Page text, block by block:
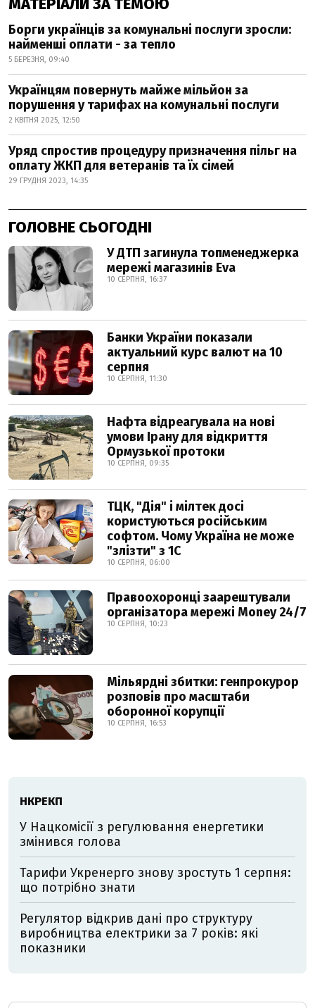
МАТЕРІАЛИ ЗА ТЕМОЮ
Борги українців за комунальні послуги зросли:
найменші оплати - за тепло
5 БЕРЕЗНЯ, 09:40
Українцям повернуть майже мільйон за
порушення у тарифах на комунальні послуги
2 КВІТНЯ 2025, 12:50
Уряд спростив процедуру призначення пільг на
оплату ЖКП для ветеранів та їх сімей
29 ГРУДНЯ 2023, 14:35
ГОЛОВНЕ СЬОГОДНІ
У ДТП загинула топменеджерка
мережі магазинів Eva
10 СЕРПНЯ, 16:37
Банки України показали
актуальний курс валют на 10
серпня
10 СЕРПНЯ, 11:30
Нафта відреагувала на нові
умови Ірану для відкриття
Ормузької протоки
10 СЕРПНЯ, 09:35
ТЦК, "Дія" і мілтек досі
користуються російським
софтом. Чому Україна не може
"злізти" з 1С
10 СЕРПНЯ, 06:00
Правоохоронці заарештували
організатора мережі Money 24/7
10 СЕРПНЯ, 10:23
Мільярдні збитки: генпрокурор
розповів про масштаби
оборонної корупції
10 СЕРПНЯ, 16:53
НКРЕКП
У Нацкомісії з регулювання енергетики
змінився голова
Тарифи Укренерго знову зростуть 1 серпня:
що потрібно знати
Регулятор відкрив дані про структуру
виробництва електрики за 7 років: які
показники